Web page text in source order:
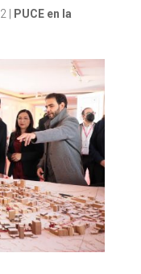
|
PUCE en la